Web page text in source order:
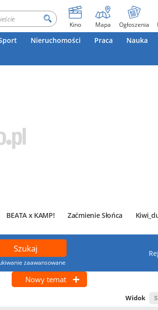
Kino Mapa Ogłoszenia
Nieruchomości Praca Nauka
BEATA x KAMP! Zaćmienie Słońca
zaawansowane
Nowy temat
Widok